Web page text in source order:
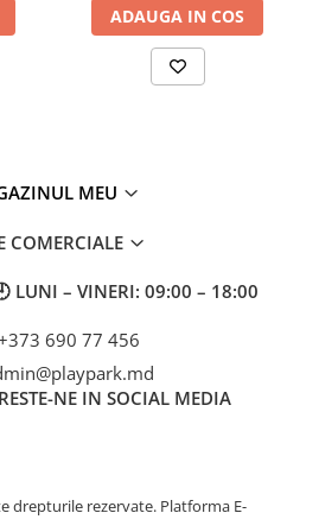
ADAUGA IN COS
MEU
COMERCIALE
LUNI – VINERI: 09:00 – 18:00
690 77 456
NE IN SOCIAL MEDIA
drepturile rezervate. Platforma E-